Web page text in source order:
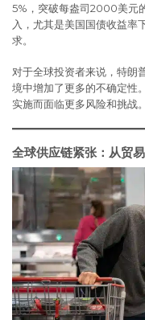
5%，突破每盎司2000美元
入，尤其是美国国债收益率
求。
对于全球投资者来说，特朗
境中增加了更多的不确定性
实施而面临更多风险和挑战。
全球供应链紧张：从贸